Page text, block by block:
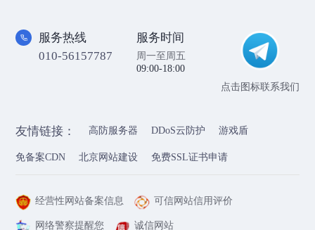
服务热线
010-56157787
服务时间
周一至周五
09:00-18:00
点击图标联系我们
友情链接： 高防服务器 DDoS云防护 游戏盾
免备案CDN 北京网站建设 免费SSL证书申请
经营性网站备案信息 可信网站信用评价
网络警察提醒您 诚信网站